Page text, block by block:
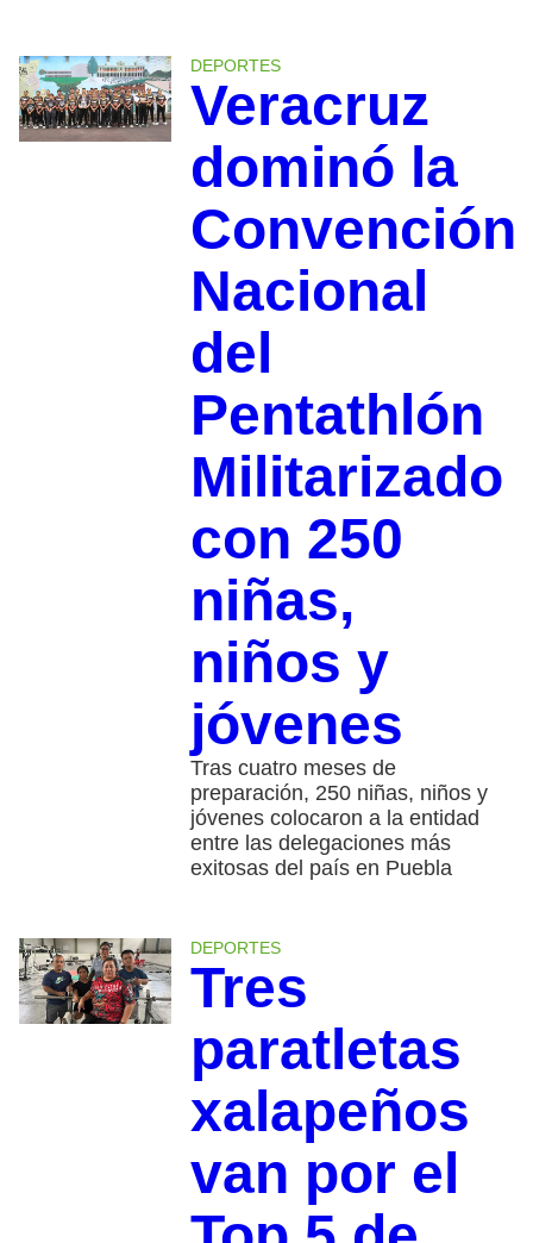
DEPORTES
Veracruz
dominó la
Convención
Nacional
del
Pentathlón
Militarizado
con 250
niñas,
niños y
jóvenes
Tras cuatro meses de
preparación, 250 niñas, niños y
jóvenes colocaron a la entidad
entre las delegaciones más
exitosas del país en Puebla
DEPORTES
Tres
paratletas
xalapeños
van por el